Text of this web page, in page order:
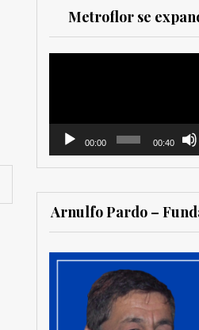
Metroflor se
00:00 00:40
Arnulfo Pardo –